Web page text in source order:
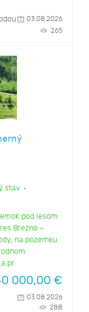
03.08.2026
265
stav
pod lesom
Brezno –
na pozemku
pr
000,00 €
03.08.2026
288